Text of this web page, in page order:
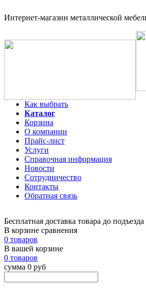
Интернет-магазин металлической
Как выбрать
Каталог
Корзина
О компании
Прайс-лист
Услуги
Справочная информация
Новости
Сотрудничество
Контакты
Обратная связь
Бесплатная доставка товара до
В корзине сравнения
0 товаров
В вашей корзине
0 товаров
сумма 0 руб